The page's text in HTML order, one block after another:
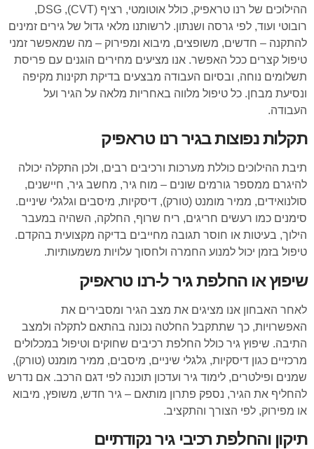
ההילוכים של רנו טראפיק, כולל אוטומטי, רציף (CVT), DSG,
רובוטי ועוד, לפי גרסה ושנתון. לרשותנו מלאי גדול של גירים זמינים
להתקנה – חדשים, משופצים, מיבוא ומפירוק – מה שמאפשר זמני
טיפול קצרים ככל האפשר. אנו מציעים מחירים הוגנים עם פריסת
תשלומים נוחה, ובסיום העבודה מבצעים בדיקת תקינות מקיפה
ונסיעת מבחן. כל טיפול מלווה באחריות מלאה על הגיר ועל
העבודה.
תקלות נפוצות בגיר רנו טראפיק
תיבת ההילוכים כוללת מערכות ורכיבים רבים, ולכן התקלה יכולה
להיגרם ממספר גורמים שונים – מוח גיר, מחשב גיר, חיישנים,
סולנואידים, ממיר מומנט (טורק), דיסקיות, מיסבים וגלגלי שיניים.
סימנים כמו רעשים חריגים, ריח שרוף, החלקה, השהיה במעבר
הילוך, בעיטות או חוסר תגובה מחייבים בדיקה מקצועית בהקדם.
טיפול בזמן יכול למנוע החמרה ולחסוך עלויות משמעותיות.
שיפוץ או החלפת גיר ל-רנו טראפיק
לאחר האבחון אנו מציגים את מצב הגיר ומסבירים את
האפשרויות, כך שתתקבל החלטה נכונה בהתאם לתקלה ולמצב
התיבה. שיפוץ גיר כולל החלפת רכיבים שחוקים וטיפול במכלולים
מרכזיים כגון דיסקיות, גלגלי שיניים, מיסבים, ממיר מומנט (טורק),
שמנים ופילטרים, לימוד גיר ועדכון תוכנה לפי דגם הרכב. אם נדרש
להחליף את הגיר, נספק פתרון מותאם – גיר חדש, משופץ, מיבוא
או מפירוק, לפי הצורך והתקציב.
תיקון והחלפת רכיבי גיר נקודתיים